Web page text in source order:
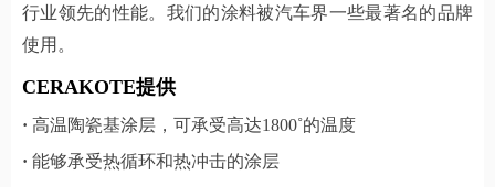
行业领先的性能。我们的涂料被汽车界一些最著名的品牌
使用。
CERAKOTE提供
· 高温陶瓷基涂层，可承受高达1800˚的温度
· 能够承受热循环和热冲击的涂层